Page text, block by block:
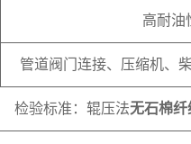
高耐油
管道阀门连接、压缩机、
检验标准：辊压法无石棉纤